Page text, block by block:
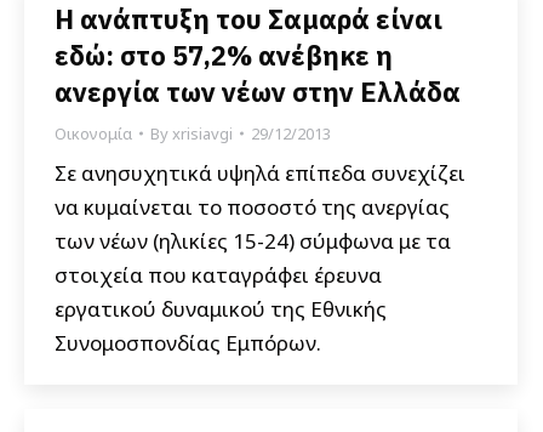
Η ανάπτυξη του Σαμαρά είναι
εδώ: στο 57,2% ανέβηκε η
ανεργία των νέων στην Ελλάδα
Οικονομία Byxrisiavgi 29/12/2013
Σε ανησυχητικά υψηλά επίπεδα συνεχίζει
να κυμαίνεται το ποσοστό της ανεργίας
των νέων (ηλικίες 15-24) σύμφωνα με τα
στοιχεία που καταγράφει έρευνα
εργατικού δυναμικού της Εθνικής
Συνομοσπονδίας Εμπόρων.